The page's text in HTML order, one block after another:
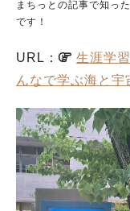
まちっとの記事で知っ
です！
URL：
生涯学
んなで学ぶ海と宇